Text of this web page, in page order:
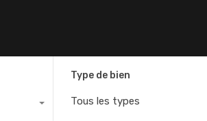
Type de bien
Tous les types